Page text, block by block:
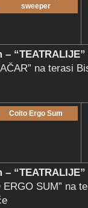
sweeper
“TEATRALIJE”
na terasi
Coito Ergo Sum
“TEATRALIJE”
ERGO SUM” na